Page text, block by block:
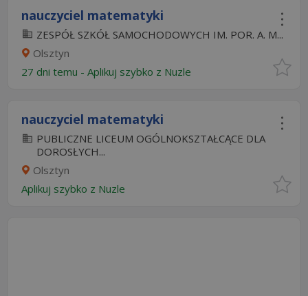
nauczyciel matematyki
ZESPÓŁ SZKÓŁ SAMOCHODOWYCH IM. POR. A. M...
Olsztyn
27 dni temu - Aplikuj szybko z Nuzle
nauczyciel matematyki
PUBLICZNE LICEUM OGÓLNOKSZTAŁCĄCE DLA
DOROSŁYCH...
Olsztyn
Aplikuj szybko z Nuzle